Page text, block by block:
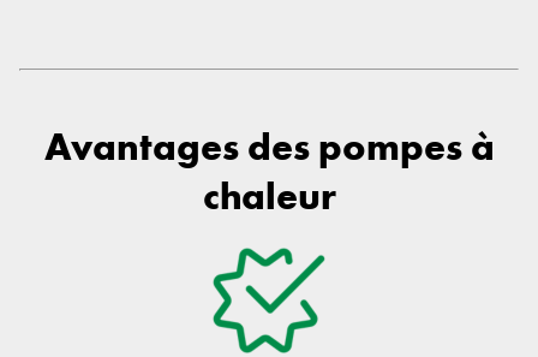
Avantages des pompes à
chaleur